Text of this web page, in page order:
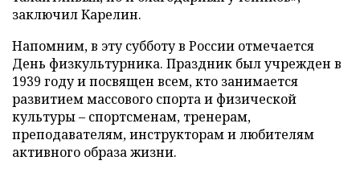
заключил Карелин.
Напомним, в эту субботу в России отмечается
День физкультурника. Праздник был учрежден в
1939 году и посвящен всем, кто занимается
развитием массового спорта и физической
культуры – спортсменам, тренерам,
преподавателям, инструкторам и любителям
активного образа жизни.